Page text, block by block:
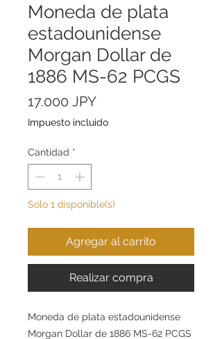
Moneda de plata
estadounidense
Morgan Dollar de
1886 MS-62 PCGS
17.000 JPYPrecio
Impuesto incluido
Cantidad *
Solo 1 disponible(s)
Agregar al carrito
Realizar compra
Moneda de plata estadounidense
Morgan Dollar de 1886 MS-62 PCGS